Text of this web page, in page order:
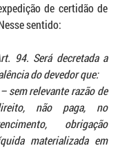
de certidão de
sentido:
94. Será decretada a
do devedor que:
sem relevante razão de
não paga, no
obrigação
materializada em